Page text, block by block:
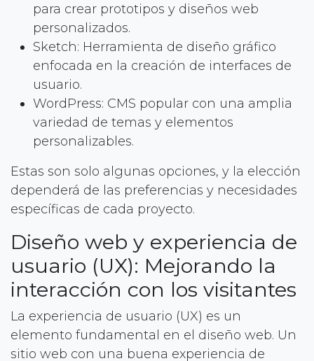
para crear prototipos y diseños web
personalizados.
Sketch: Herramienta de diseño gráfico
enfocada en la creación de interfaces de
usuario.
WordPress: CMS popular con una amplia
variedad de temas y elementos
personalizables.
Estas son solo algunas opciones, y la elección
dependerá de las preferencias y necesidades
específicas de cada proyecto.
Diseño web y experiencia de
usuario (UX): Mejorando la
interacción con los visitantes
La experiencia de usuario (UX) es un
elemento fundamental en el diseño web. Un
sitio web con una buena experiencia de